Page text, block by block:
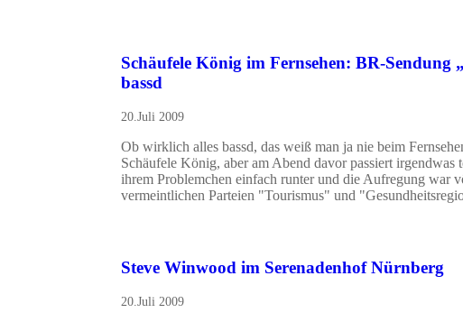
Schäufele König im Fernsehen: BR-Sendung
bassd
20.Juli 2009
Ob wirklich alles bassd, das weiß man ja nie beim
Schäufele König, aber am Abend davor passiert
ihrem Problemchen einfach runter und die Aufregung war
vermeintlichen Parteien "Tourismus" und
Steve Winwood im Serenadenhof Nürnberg
20.Juli 2009